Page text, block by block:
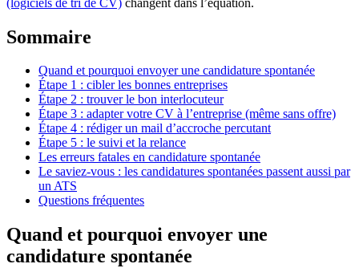
Sommaire
Quand et pourquoi envoyer une candidature spontanée
Étape 1 : cibler les bonnes entreprises
Étape 2 : trouver le bon interlocuteur
Étape 3 : adapter votre CV à l’entreprise (même sans offre)
Étape 4 : rédiger un mail d’accroche percutant
Étape 5 : le suivi et la relance
Les erreurs fatales en candidature spontanée
Le saviez-vous : les candidatures spontanées passent aussi par
un ATS
Questions fréquentes
Quand et pourquoi envoyer une
candidature spontanée